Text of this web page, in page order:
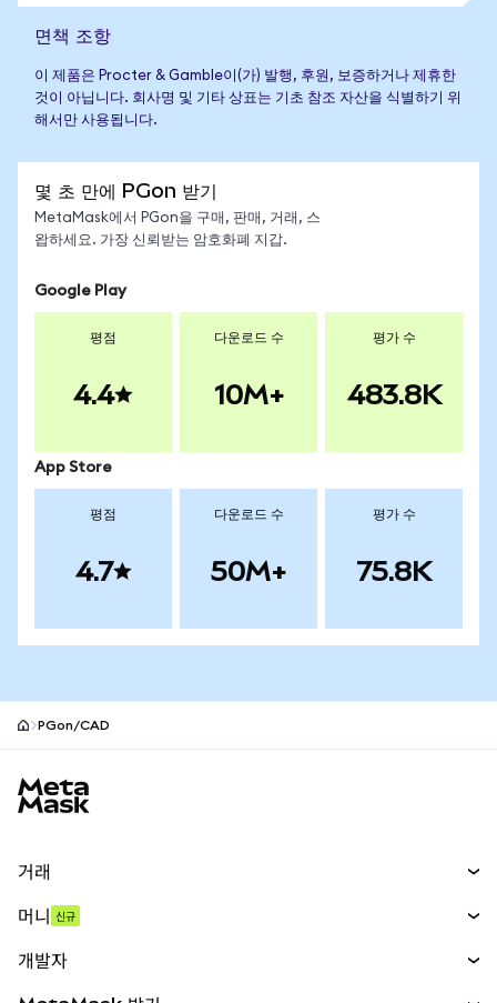
면책 조항
이 제품은 Procter & Gamble이(가) 발행, 후원, 보증하거나 제휴한
것이 아닙니다. 회사명 및 기타 상표는 기초 참조 자산을 식별하기 위
해서만 사용됩니다.
몇 초 만에 PGon 받기
MetaMask에서 PGon을 구매, 판매, 거래, 스
왑하세요. 가장 신뢰받는 암호화폐 지갑.
Google Play
평점
4.4
다운로드 수
10M+
평가 수
483.8K
App Store
평점
4.7
다운로드 수
50M+
평가 수
75.8K
PGon/CAD
거래
무기한 선물
머니 신규
개발자